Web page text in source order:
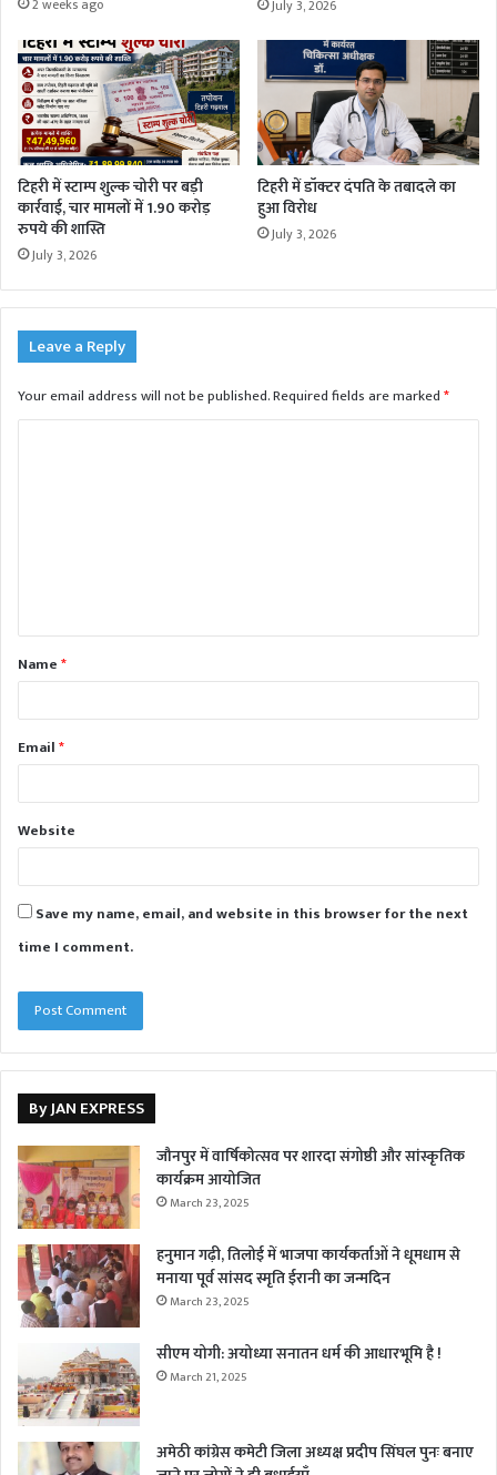
2 weeks ago July 3, 2026
टिहरी में स्टाम्प शुल्क चोरी पर बड़ी
कार्रवाई, चार मामलों में 1.90 करोड़
रुपये की शास्ति
July 3, 2026
टिहरी में डॉक्टर दंपति के तबादले का
हुआ विरोध
July 3, 2026
Leave a Reply
Your email address will not be published.Required fields are marked*
t
*Name*
Email*
Website
Save my name, email, and website in this browser for the next
time I comment.
By JAN EXPRESS
जौनपुर में वार्षिकोत्सव पर शारदा संगोष्ठी और सांस्कृतिक
कार्यक्रम आयोजित
March 23, 2025
हनुमान गढ़ी, तिलोई में भाजपा कार्यकर्ताओं ने धूमधाम से
मनाया पूर्व सांसद स्मृति ईरानी का जन्मदिन
March 23, 2025
सीएम योगी: अयोध्या सनातन धर्म की आधारभूमि है !
March 21, 2025
अमेठी कांग्रेस कमेटी जिला अध्यक्ष प्रदीप सिंघल पुनः बनाए